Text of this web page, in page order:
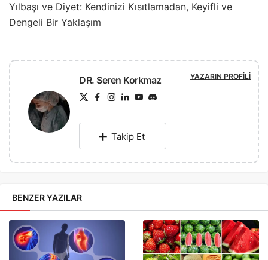
Yılbaşı ve Diyet: Kendinizi Kısıtlamadan, Keyifli ve
Dengeli Bir Yaklaşım
DR. Seren Korkmaz YAZARIN PROFILI
Takip Et
BENZER YAZILAR